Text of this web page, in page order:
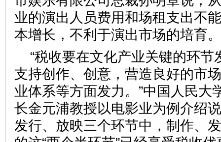
业的演出人员费用和场租支出不
本增长，不利于演出市场的培育。
“税收要在文化产业关键的环
支持创作、创意，营造良好的市
业体系等方面发力。”中国人民大
长金元浦教授以电影业为例介绍
发行、放映三个环节中，制作、